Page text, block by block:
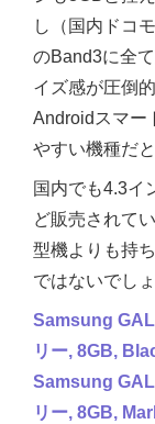
し（国内ドコ
のBand3に全
イズ感が圧倒
Androidスマー
やすい機種だ
国内でも4.3イ
ど販売されて
型機よりも持
ではないでしょ
Samsung
リー, 8GB,
Samsung
リー, 8GB,